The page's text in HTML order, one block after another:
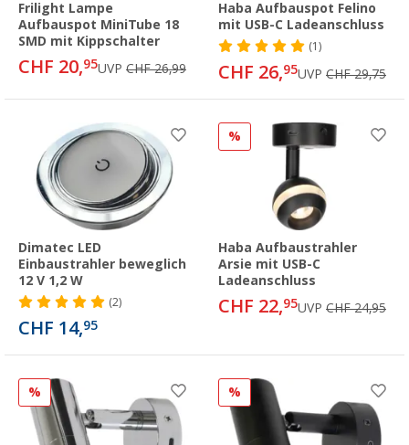
Frilight Lampe
Aufbauspot MiniTube 18
SMD mit Kippschalter
CHF 20,95UVP CHF 26,99
Haba Aufbauspot Felino
mit USB-C Ladeanschluss
(1)
CHF 26,95UVP CHF 29,75
Dimatec LED
Einbaustrahler beweglich
12 V 1,2 W
(2)
CHF 14,95
%
Haba Aufbaustrahler
Arsie mit USB-C
Ladeanschluss
CHF 22,95UVP CHF 24,95
% %